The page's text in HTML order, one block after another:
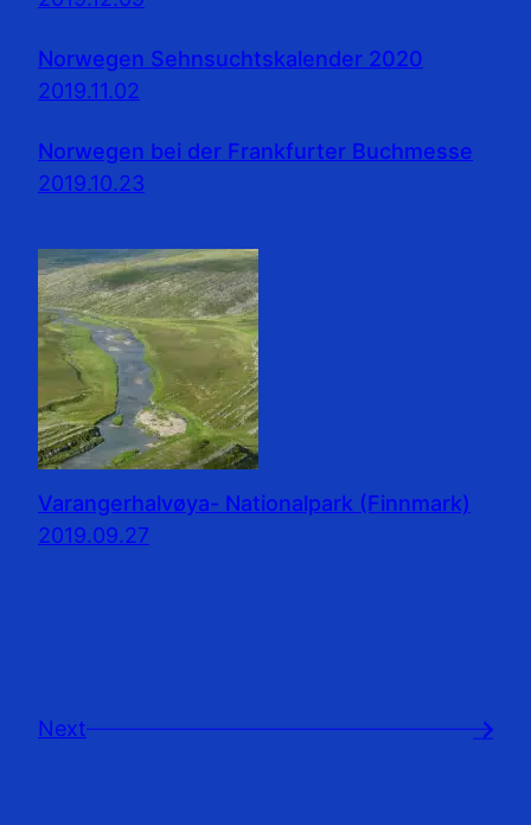
Norwegen Sehnsuchtskalender 2020
2019.11.02
Norwegen bei der Frankfurter Buchmesse
2019.10.23
Varangerhalvøya- Nationalpark (Finnmark)
2019.09.27
Next →